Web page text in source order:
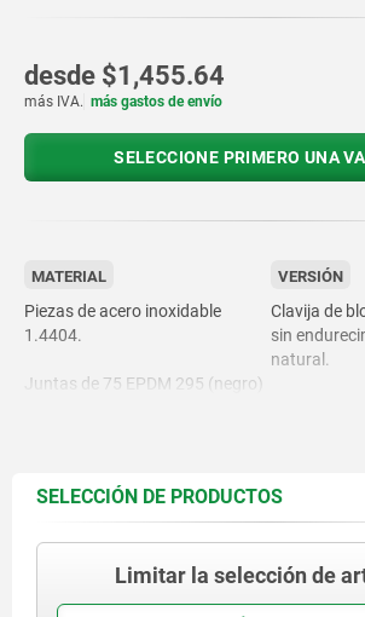
desde $1,455.64
más IVA. más gastos de envío
SELECCIONE PRIMERO UNA
MATERIAL
Piezas de acero inoxidable
1.4404.
Juntas de 75 EPDM 295 (negro)
VERSIÓN
Clavija de
sin
natural.
SELECCIÓN DE PRODUCTOS
Limitar la selección de